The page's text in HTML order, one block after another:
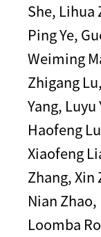
She, Lihua
Ping Ye,
Weiming
Zhigang
Yang,
Haofeng
Xiaofeng
Zhang, Xin
Nian Zhao,
Loomba